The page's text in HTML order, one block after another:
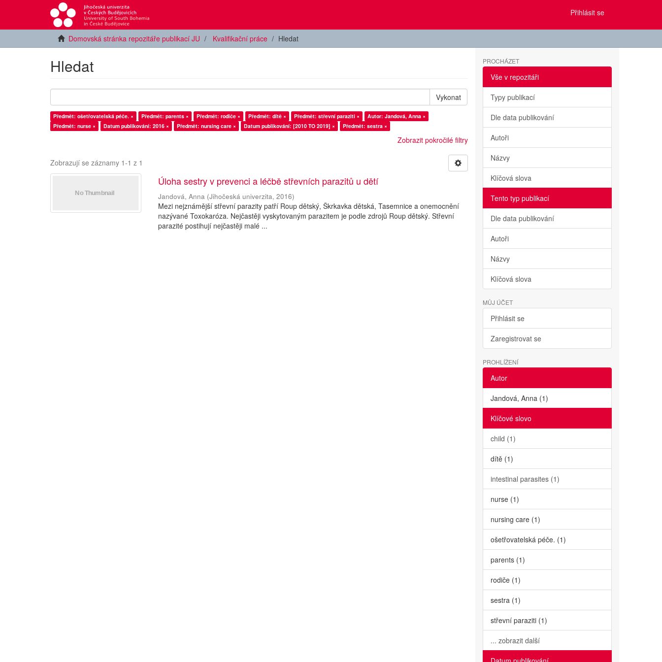
Přihlásit se
Domovská stránka repozitáře publikací JU Kvalifikační práce Hledat
Hledat
Vykonat
Předmět: ošetřovatelská péče. × Předmět: parents × Předmět: rodiče × Předmět: dítě × Předmět: střevní paraziti ×
Autor: Jandová, Anna ×
Předmět: nurse ×
Datum publikování: 2016 × Předmět: nursing care × Datum publikování: [2010 TO 2019] × Předmět: sestra ×
Zobrazit pokročilé filtry
Zobrazují se záznamy 1-1 z 1
Úloha sestry v prevenci a léčbě střevních parazitů u dětí
Jandová, Anna (Jihočeská univerzita,2016)
Mezi nejznámější střevní parazity patří Roup dětský, Škrkavka dětská, Tasemnice a onemocnění
nazývané Toxokaróza. Nejčastěji vyskytovaným parazitem je podle zdrojů Roup dětský. Střevní
parazité postihují nejčastěji malé ...
PROCHÁZET
Vše v repozitáři
Typy publikací
Dle data publikování
Autoři
Názvy
Klíčová slova
Tento typ publikací
Dle data publikování
Autoři
Názvy
Klíčová slova
MŮJ ÚČET
Přihlásit se
Zaregistrovat se
PROHLÍŽENÍ
Autor
Jandová, Anna (1)
Klíčové slovo
child (1)
dítě (1)
intestinal parasites (1)
nurse (1)
nursing care (1)
ošetřovatelská péče. (1)
parents (1)
rodiče (1)
sestra (1)
střevní paraziti (1)
... zobrazit další